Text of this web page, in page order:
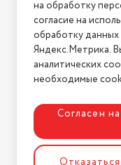
2026 © Интернет-
на обработку
согласие на
обработку
Яндекс.Метрика.
аналитических
необходимые
Согласен